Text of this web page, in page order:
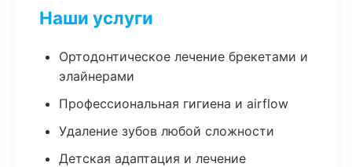
Наши услуги
Ортодонтическое лечение брекетами и
элайнерами
Профессиональная гигиена и airflow
Удаление зубов любой сложности
Детская адаптация и лечение